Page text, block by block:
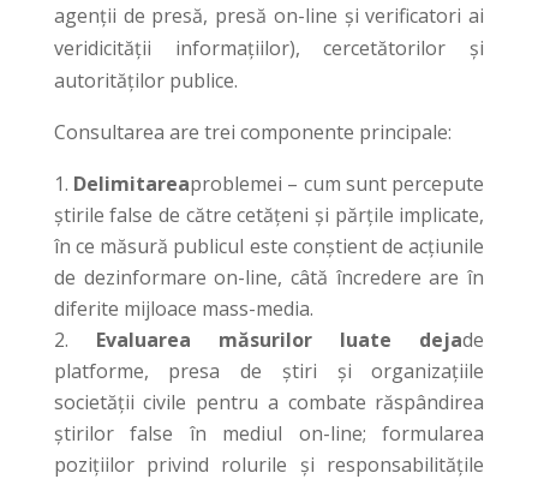
agenții de presă, presă on-line și verificatori ai
veridicității informațiilor), cercetătorilor și
autorităților publice.
Consultarea are trei componente principale:
Delimitareaproblemei – cum sunt percepute
știrile false de către cetățeni și părțile implicate,
în ce măsură publicul este conștient de acțiunile
de dezinformare on-line, câtă încredere are în
diferite mijloace mass-media.
Evaluarea măsurilor luate dejade
platforme, presa de știri și organizațiile
societății civile pentru a combate răspândirea
știrilor false în mediul on-line; formularea
pozițiilor privind rolurile și responsabilitățile